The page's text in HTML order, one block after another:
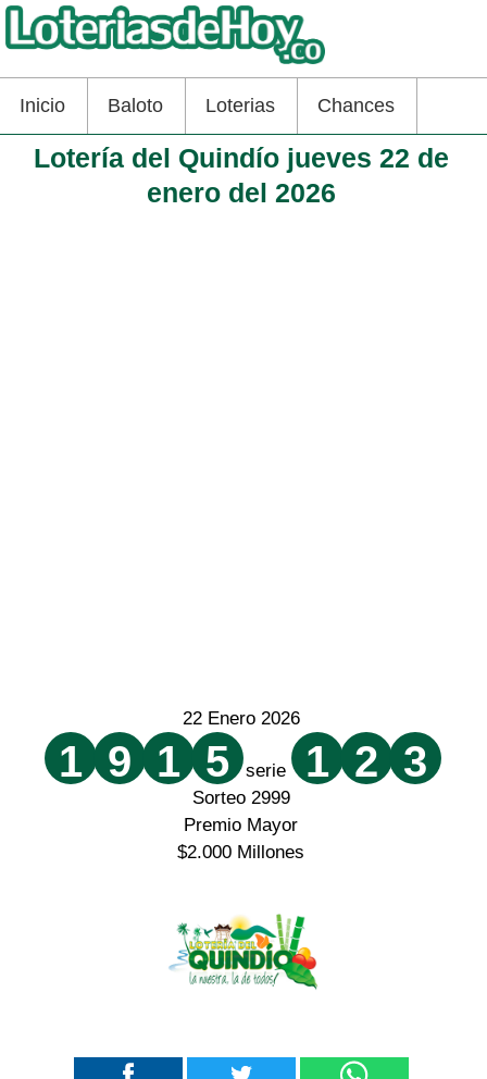
Inicio Baloto Loterias Chances
Lotería del Quindío jueves 22 de
enero del 2026
22 Enero 2026
1 9 1 5 serie 1 2 3
Sorteo 2999
Premio Mayor
$2.000 Millones